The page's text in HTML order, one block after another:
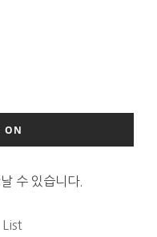
ON
수 있습니다.
List